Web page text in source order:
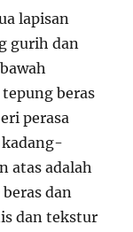
lapisan
gurih dan
beras
perasa
kadang-
atas adalah
dan
dan tekstur